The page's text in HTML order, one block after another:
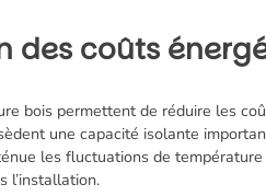
des coûts
bois permettent de réduire les
une capacité isolante
les fluctuations de
l’installation.